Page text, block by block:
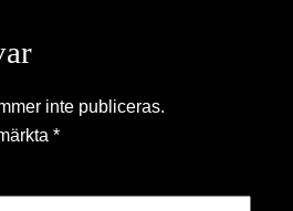
inte publiceras.
*